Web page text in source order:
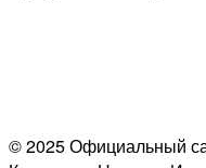
© 2025 Официальный